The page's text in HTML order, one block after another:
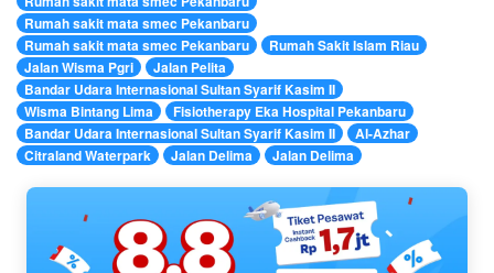
Rumah sakit mata smec Pekanbaru
Rumah sakit mata smec Pekanbaru
Rumah Sakit Islam Riau
Jalan Wisma Pgri
Jalan Pelita
Bandar Udara Internasional Sultan Syarif Kasim II
Wisma Bintang Lima
Fisiotherapy Eka Hospital Pekanbaru
Bandar Udara Internasional Sultan Syarif Kasim II
Al-Azhar
Citraland Waterpark
Jalan Delima Jalan Delima